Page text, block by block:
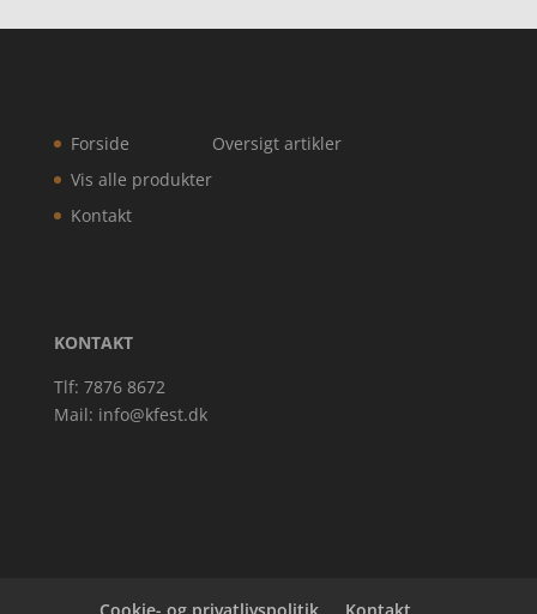
Forside
Vis alle produkter
Kontakt
Oversigt artikler
KONTAKT
Tlf: 7876 8672
Mail: info@kfest.dk